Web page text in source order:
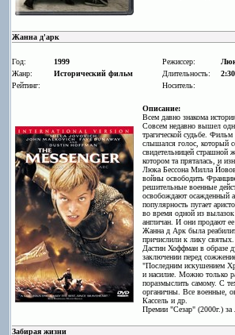
Жанна д'арк
Год:
1999
Жанр:
Исторический фильм
Рейтинг:
Режиссер:
Длительность:
2:30
Носитель:
Описание:
Всем давно знакома
Совсем недавно вышел
трагической судьбе.
слышался голос, который
свидетельницей страшной
котором та пряталась, и
Люка Бессона Милла
войны освободить
решительные военные
освобождают осажденный
популярность пугает
во время одной из
англичан. И они продают
Жанна д Арк была
причислили к лику святых.
Дастин Хоффман в образе
заключении перед
"Последним искушением
и насилие. Можно только
поразмыслить самому. С
органичны. Все военные,
Кассель и др.
Премии "Сезар" (2000г.)
Забирая жизни